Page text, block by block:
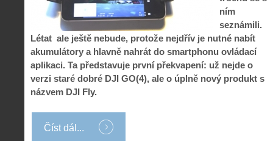
ním
seznámili.
Létat ale ještě nebude, protože nejdřív je nutné nabít
akumulátory a hlavně nahrát do smartphonu ovládací
aplikaci. Ta představuje první překvapení: už nejde o
verzi staré dobré DJI GO(4), ale o úplně nový produkt s
názvem DJI Fly.
Číst dál...